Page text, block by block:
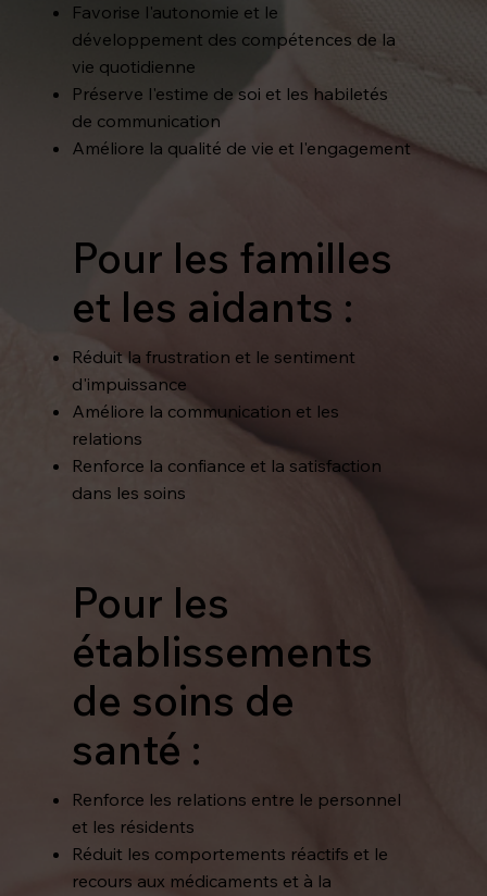
Favorise l'autonomie et le
développement des compétences de la
vie quotidienne
Préserve l'estime de soi et les habiletés
de communication
Améliore la qualité de vie et l'engagement
Pour les familles
et les aidants :
Réduit la frustration et le sentiment
d'impuissance
Améliore la communication et les
relations
Renforce la confiance et la satisfaction
dans les soins
Pour les
établissements
de soins de
santé :
Renforce les relations entre le personnel
et les résidents
Réduit les comportements réactifs et le
recours aux médicaments et à la